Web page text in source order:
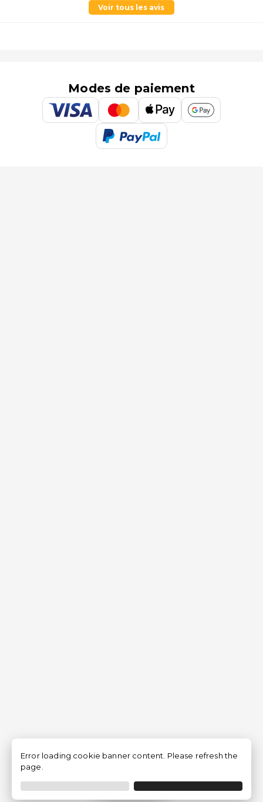
Filtrer
Voir tous les avis
Modes de paiement
Error loading cookie banner content. Please refresh the
page.